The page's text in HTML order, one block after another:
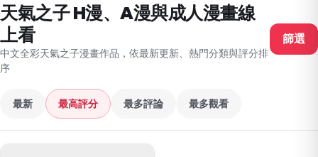
天氣之子 H漫、A漫與成人漫畫線
上看
中文全彩天氣之子漫畫作品，依最新更新、熱門分類與評分排
序
篩選
最新 最高評分 最多評論 最多觀看